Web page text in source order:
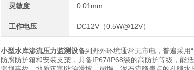
灵敏度 0.01mm
工作电压 DC12V（0.5W@12V）
小型水库渗流压力监测设备到野外环境通常无市电，普遍采
防腐防护箱和安装支架，具备IP67/IP68级的高防护等级，能